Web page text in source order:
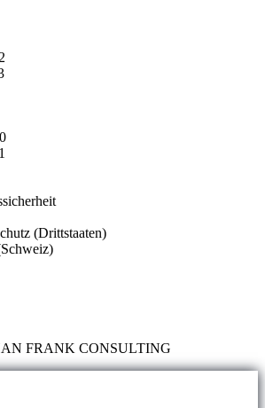
(Drittstaaten)
FRANK CONSULTING